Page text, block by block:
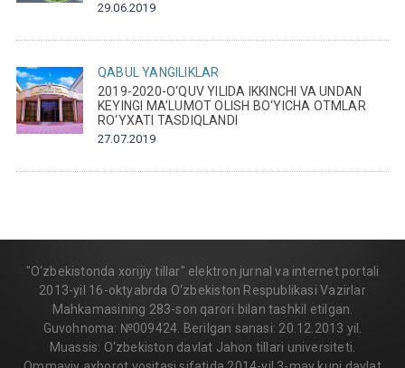
29.06.2019
QABUL YANGILIKLAR
2019-2020-O‘QUV YILIDA IKKINCHI VA UNDAN
KEYINGI MA’LUMOT OLISH BO‘YICHA OTMLAR
RO‘YXATI TASDIQLANDI
27.07.2019
"O‘zbekistonda xorijiy tillar" elektron jurnal va internet portali
2013-yil 16-oktyabrda O‘zbekiston Respublikasi Vazirlar
Mahkamasining 283-son qarori bilan tashkil etilgan.
Guvohnoma: №009424. Berilgan sanasi: 20.12.2013 yil.
Muassis: O‘zbekiston davlat Jahon tillari universiteti.